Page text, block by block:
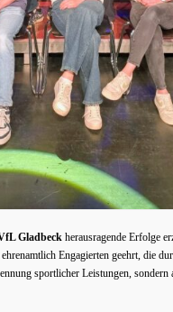
Gladbeck herausragende Erfolge
Engagierten geehrt, die
sportlicher Leistungen,